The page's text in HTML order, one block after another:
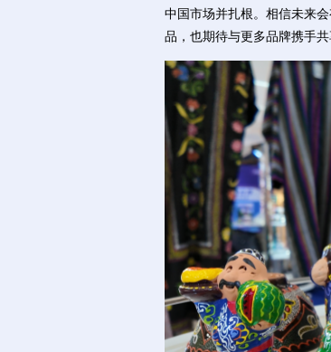
中国市场并扎根。相信未来
品，也期待与更多品牌携手共